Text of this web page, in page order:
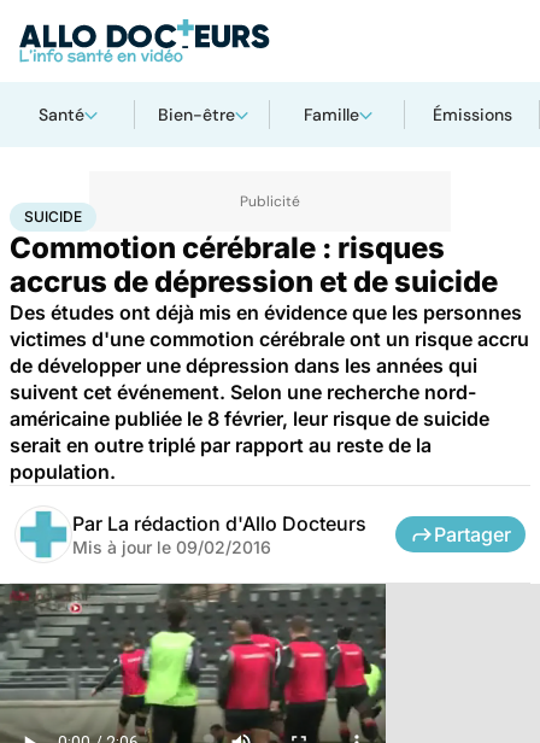
Santé Bien-être Famille Émissions
AccueilBien-être
SUICIDE
Commotion cérébrale : risques
accrus de dépression et de suicide
Des études ont déjà mis en évidence que les personnes
victimes d'une commotion cérébrale ont un risque accru
de développer une dépression dans les années qui
suivent cet événement. Selon une recherche nord-
américaine publiée le 8 février, leur risque de suicide
serait en outre triplé par rapport au reste de la
population.
Par La rédaction d'Allo Docteurs
Mis à jour le 09/02/2016
Partager